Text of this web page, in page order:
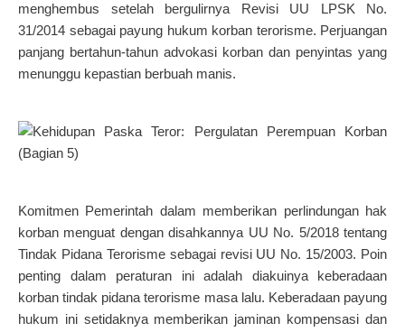
menghembus setelah bergulirnya Revisi UU LPSK No.
31/2014 sebagai payung hukum korban terorisme. Perjuangan
panjang bertahun-tahun advokasi korban dan penyintas yang
menunggu kepastian berbuah manis.
Komitmen Pemerintah dalam memberikan perlindungan hak
korban menguat dengan disahkannya UU No. 5/2018 tentang
Tindak Pidana Terorisme sebagai revisi UU No. 15/2003. Poin
penting dalam peraturan ini adalah diakuinya keberadaan
korban tindak pidana terorisme masa lalu. Keberadaan payung
hukum ini setidaknya memberikan jaminan kompensasi dan